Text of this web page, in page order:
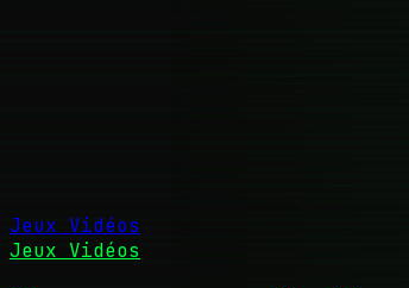
Jeux Vidéos
Jeux Vidéos